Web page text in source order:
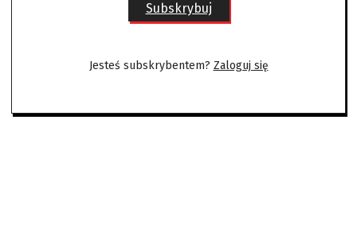
Subskrybuj
Jesteś subskrybentem? Zaloguj się